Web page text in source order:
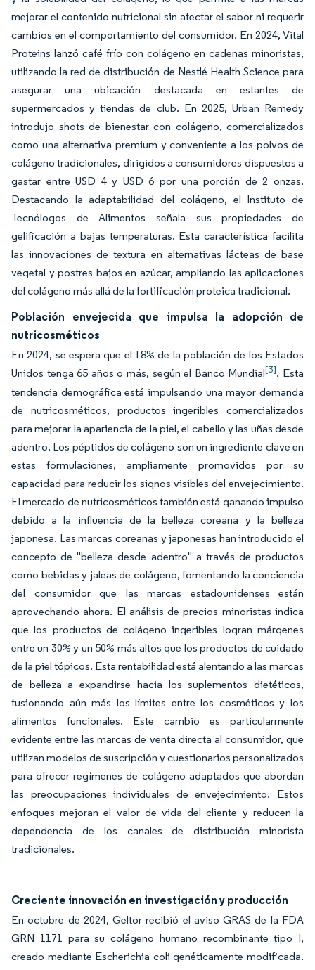
mejorar el contenido nutricional sin afectar el sabor ni requerir
cambios en el comportamiento del consumidor. En 2024, Vital
Proteins lanzó café frío con colágeno en cadenas minoristas,
utilizando la red de distribución de Nestlé Health Science para
asegurar una ubicación destacada en estantes de
supermercados y tiendas de club. En 2025, Urban Remedy
introdujo shots de bienestar con colágeno, comercializados
como una alternativa premium y conveniente a los polvos de
colágeno tradicionales, dirigidos a consumidores dispuestos a
gastar entre USD 4 y USD 6 por una porción de 2 onzas.
Destacando la adaptabilidad del colágeno, el Instituto de
Tecnólogos de Alimentos señala sus propiedades de
gelificación a bajas temperaturas. Esta característica facilita
las innovaciones de textura en alternativas lácteas de base
vegetal y postres bajos en azúcar, ampliando las aplicaciones
del colágeno más allá de la fortificación proteica tradicional.
Población envejecida que impulsa la adopción de
nutricosméticos
En 2024, se espera que el 18% de la población de los Estados
Unidos tenga 65 años o más, según el Banco Mundial[3]. Esta
tendencia demográfica está impulsando una mayor demanda
de nutricosméticos, productos ingeribles comercializados
para mejorar la apariencia de la piel, el cabello y las uñas desde
adentro. Los péptidos de colágeno son un ingrediente clave en
estas formulaciones, ampliamente promovidos por su
capacidad para reducir los signos visibles del envejecimiento.
El mercado de nutricosméticos también está ganando impulso
debido a la influencia de la belleza coreana y la belleza
japonesa. Las marcas coreanas y japonesas han introducido el
concepto de "belleza desde adentro" a través de productos
como bebidas y jaleas de colágeno, fomentando la conciencia
del consumidor que las marcas estadounidenses están
aprovechando ahora. El análisis de precios minoristas indica
que los productos de colágeno ingeribles logran márgenes
entre un 30% y un 50% más altos que los productos de cuidado
de la piel tópicos. Esta rentabilidad está alentando a las marcas
de belleza a expandirse hacia los suplementos dietéticos,
fusionando aún más los límites entre los cosméticos y los
alimentos funcionales. Este cambio es particularmente
evidente entre las marcas de venta directa al consumidor, que
utilizan modelos de suscripción y cuestionarios personalizados
para ofrecer regímenes de colágeno adaptados que abordan
las preocupaciones individuales de envejecimiento. Estos
enfoques mejoran el valor de vida del cliente y reducen la
dependencia de los canales de distribución minorista
tradicionales.
Creciente innovación en investigación y producción
En octubre de 2024, Geltor recibió el aviso GRAS de la FDA
GRN 1171 para su colágeno humano recombinante tipo I,
creado mediante Escherichia coli genéticamente modificada.